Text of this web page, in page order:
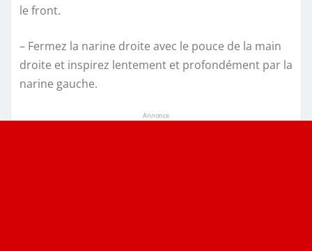
le front.
– Fermez la narine droite avec le pouce de la main
droite et inspirez lentement et profondément par la
narine gauche.
Annonce